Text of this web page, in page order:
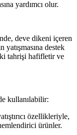
yardımcı olur.
deve dikeni içeren
yatışmasına destek
tahrişi hafifletir ve
kullanılabilir:
özellikleriyle,
ürünler.